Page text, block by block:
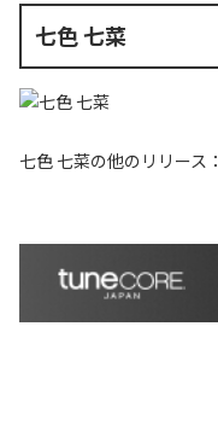
七色 七菜
七色 七菜の他のリリース：